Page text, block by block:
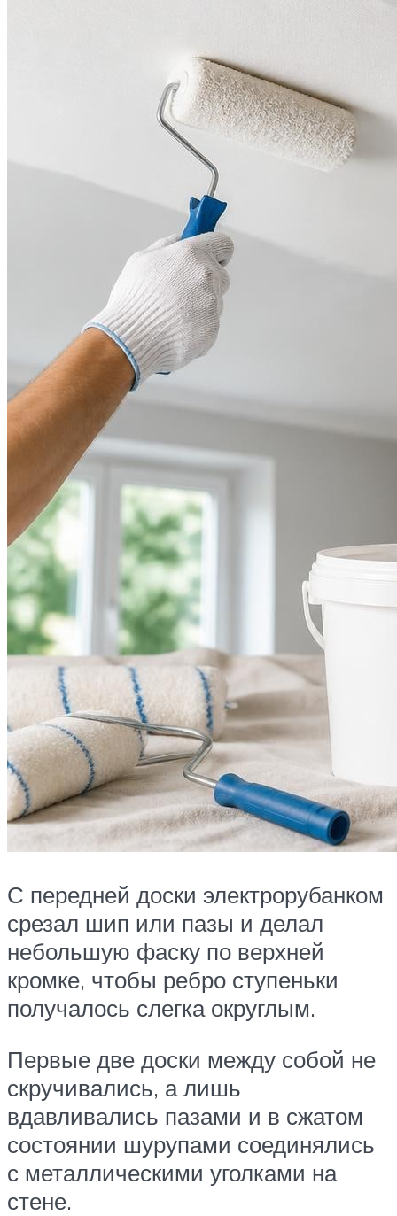
С передней доски электрорубанком
срезал шип или пазы и делал
небольшую фаску по верхней
кромке, чтобы ребро ступеньки
получалось слегка округлым.
Первые две доски между собой не
скручивались, а лишь
вдавливались пазами и в сжатом
состоянии шурупами соединялись
с металлическими уголками на
стене.